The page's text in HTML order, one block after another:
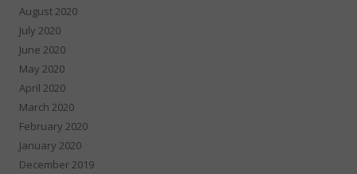
August 2020
July 2020
June 2020
May 2020
April 2020
March 2020
February 2020
January 2020
December 2019